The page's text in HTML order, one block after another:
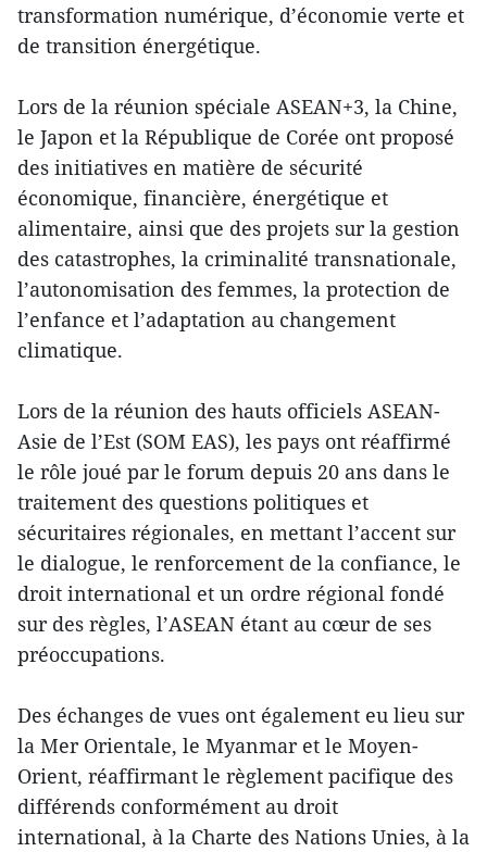
transformation numérique, d’économie verte et
de transition énergétique.
Lors de la réunion spéciale ASEAN+3, la Chine,
le Japon et la République de Corée ont proposé
des initiatives en matière de sécurité
économique, financière, énergétique et
alimentaire, ainsi que des projets sur la gestion
des catastrophes, la criminalité transnationale,
l’autonomisation des femmes, la protection de
l’enfance et l’adaptation au changement
climatique.
Lors de la réunion des hauts officiels ASEAN-
Asie de l’Est (SOM EAS), les pays ont réaffirmé
le rôle joué par le forum depuis 20 ans dans le
traitement des questions politiques et
sécuritaires régionales, en mettant l’accent sur
le dialogue, le renforcement de la confiance, le
droit international et un ordre régional fondé
sur des règles, l’ASEAN étant au cœur de ses
préoccupations.
Des échanges de vues ont également eu lieu sur
la Mer Orientale, le Myanmar et le Moyen-
Orient, réaffirmant le règlement pacifique des
différends conformément au droit
international, à la Charte des Nations Unies, à la